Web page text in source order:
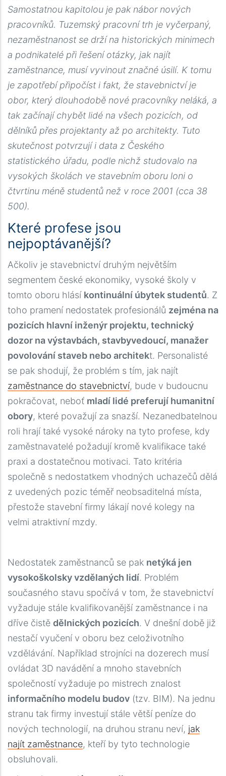
Samostatnou kapitolou je pak nábor nových
pracovníků. Tuzemský pracovní trh je vyčerpaný,
nezaměstnanost se drží na historických minimech
a podnikatelé při řešení otázky, jak najít
zaměstnance, musí vyvinout značné úsilí. K tomu
je zapotřebí připočíst i fakt, že stavebnictví je
obor, který dlouhodobě nové pracovníky neláká, a
tak začínají chybět lidé na všech pozicích, od
dělníků přes projektanty až po architekty. Tuto
skutečnost potvrzují i data z Českého
statistického úřadu, podle nichž studovalo na
vysokých školách ve stavebním oboru loni o
čtvrtinu méně studentů než v roce 2001 (cca 38
500).
Které profese jsou
nejpoptávanější?
Ačkoliv je stavebnictví druhým největším
segmentem české ekonomiky, vysoké školy v
tomto oboru hlásí kontinuální úbytek studentů. Z
toho pramení nedostatek profesionálů zejména na
pozicích hlavní inženýr projektu, technický
dozor na výstavbách, stavbyvedoucí, manažer
povolování staveb nebo architekt. Personalisté
se pak shodují, že problém s tím, jak najít
zaměstnance do stavebnictví, bude v budoucnu
pokračovat, neboť mladí lidé preferují humanitní
obory, které považují za snazší. Nezanedbatelnou
roli hrají také vysoké nároky na tyto profese, kdy
zaměstnavatelé požadují kromě kvalifikace také
praxi a dostatečnou motivaci. Tato kritéria
společně s nedostatkem vhodných uchazečů dělá
z uvedených pozic téměř neobsaditelná místa,
přestože stavební firmy lákají nové kolegy na
velmi atraktivní mzdy.
Nedostatek zaměstnanců se pak netýká jen
vysokoškolsky vzdělaných lidí. Problém
současného stavu spočívá v tom, že stavebnictví
vyžaduje stále kvalifikovanější zaměstnance i na
dříve čistě dělnických pozicích. V dnešní době již
nestačí vyučení v oboru bez celoživotního
vzdělávání. Například strojníci na dozerech musí
ovládat 3D navádění a mnoho stavebních
společností vyžaduje po mistrech znalost
informačního modelu budov (tzv. BIM). Na jednu
stranu tak firmy investují stále větší peníze do
nových technologií, na druhou stranu neví, jak
najít zaměstnance, kteří by tyto technologie
obsluhovali.